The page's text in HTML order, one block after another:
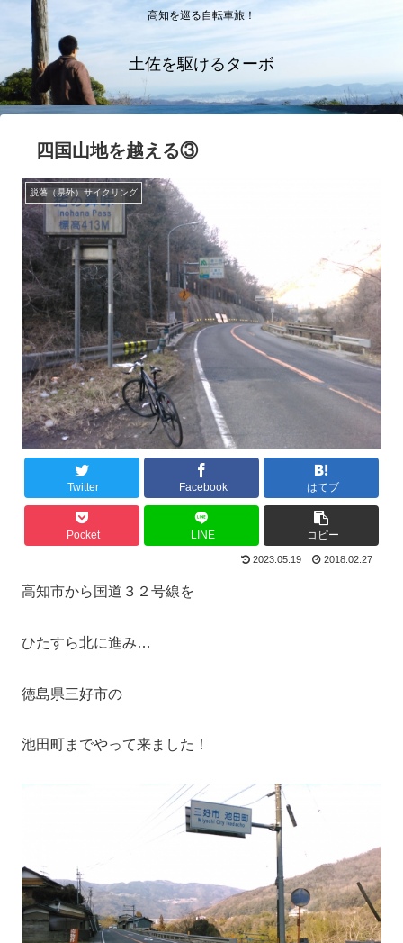
高知を巡る自転車旅！
土佐を駆けるターボ
四国山地を越える③
脱藩（県外）サイクリング
Twitter Facebook はてブ
Pocket LINE コピー
2023.05.19 2018.02.27
高知市から国道３２号線を
ひたすら北に進み…
徳島県三好市の
池田町までやって来ました！